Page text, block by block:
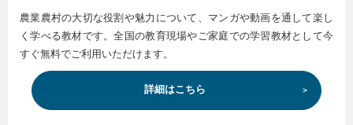
農業農村の大切な役割や魅力について、マンガや動画を通して楽し
く学べる教材です。全国の教育現場やご家庭での学習教材として今
すぐ無料でご利用いただけます。
詳細はこちら